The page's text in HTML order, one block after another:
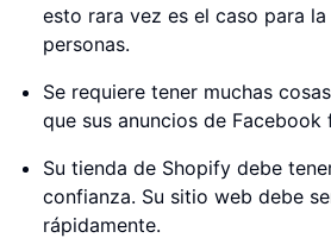
esto rara vez es el caso para
personas.
Se requiere tener muchas
que sus anuncios de Facebook
Su tienda de Shopify debe
confianza. Su sitio web debe
rápidamente.